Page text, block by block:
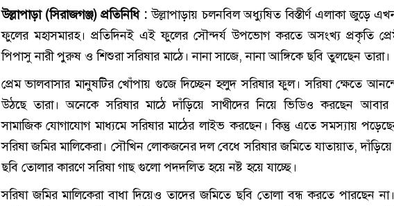
উল্লাপাড়া (সিরাজগঞ্জ) প্রতিনিধি : উল্লাপাড়ায় চলনবিল অধ্যুষিত বিস্তীর্ণ এলাকা জুড়ে
ফুলের মহাসমারহ। প্রতিদিনই এই ফুলের সৌন্দর্য উপভোগ করতে অসংখ্য প্রকৃতি
পিপাসু নারী পুরুষ ও শিশুরা সরিষার মাঠে। নানা সাজে, নানা আঙ্গিকে ছবি তুলছেন তারা।
প্রেম ভালবাসার মানুষটির খোঁপায় গুজে দিচ্ছেন হলুদ সরিষার ফুল। সরিষা ক্ষেতে
উঠছে তারা। অনেকে সরিষার মাঠে দাঁড়িয়ে সাথীদের নিয়ে ভিডিও করছেন
সামাজিক যোগাযোগ মাধ্যমে সরিষার মাঠের লাইভ করছেন। কিন্তু এতে সমস্যায়
সরিষা জমির মালিকেরা। সৌখিন লোকজনের দল বেধে সরিষার জমিতে যাতায়াত,
ছবি তোলার কারণে সরিষা গাছ গুলো পদদলিত হয়ে নষ্ট হয়ে যাচ্ছে।
সরিষা জমির মালিকেরা বাধা দিয়েও তাদের জমিতে ছবি তোলা বন্ধ করতে পারছেন